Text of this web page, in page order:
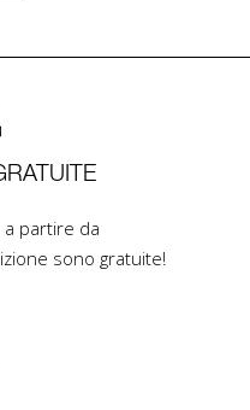
partire da
sono gratuite!